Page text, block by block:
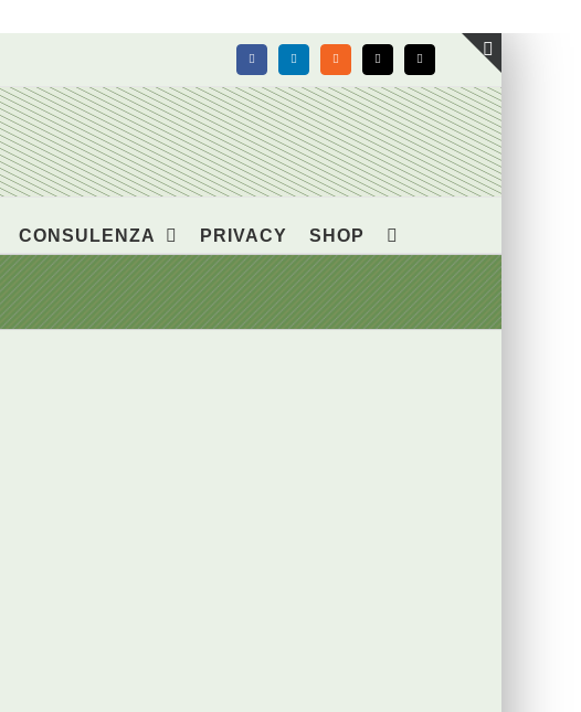
FacebookLinkedIn Rss X Email
CONSULENZA PRIVACY SHOP
Toggle
area
barra
scorrevole